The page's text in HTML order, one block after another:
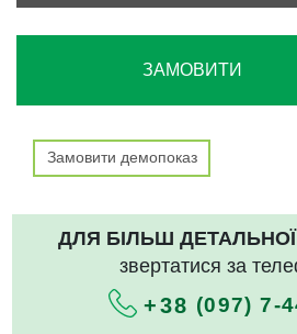
ЗАМОВИТИ
Замовити демопоказ
ДЛЯ БІЛЬШ ДЕТАЛЬНОЇ
звертатися за
+38 (097) 7-